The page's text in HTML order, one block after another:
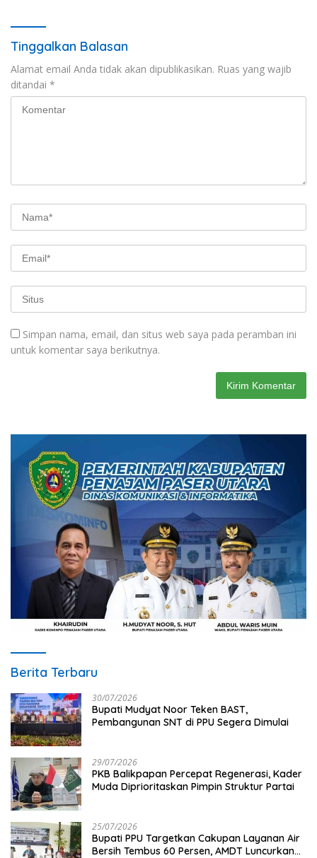
Tinggalkan Balasan
Alamat email Anda tidak akan dipublikasikan. Ruas yang wajib
ditandai *
Simpan nama, email, dan situs web saya pada peramban ini
untuk komentar saya berikutnya.
Berita Terbaru
30/07/2026
Bupati Mudyat Noor Teken BAST,
Pembangunan SNT di PPU Segera Dimulai
29/07/2026
PKB Balikpapan Percepat Regenerasi, Kader
Muda Diprioritaskan Pimpin Struktur Partai
25/07/2026
Bupati PPU Targetkan Cakupan Layanan Air
Bersih Tembus 60 Persen, AMDT Luncurkan